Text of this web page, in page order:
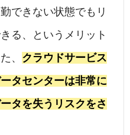
できない状態でもリ
る、というメリット
、 クラウドサービス
タセンターは非常に
タを失うリスクをさ